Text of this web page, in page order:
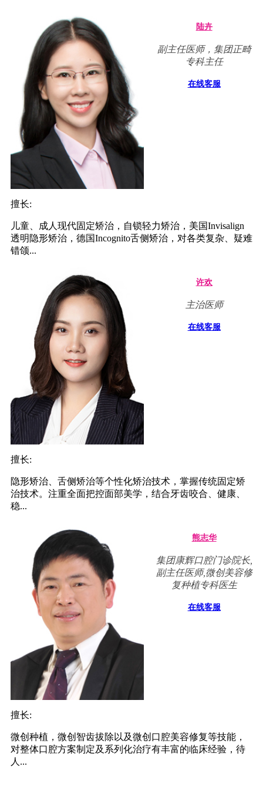
陆卉
副主任医师，集团正畸
专科主任
在线客服
擅长:
儿童、成人现代固定矫治，自锁轻力矫治，美国Invisalign
透明隐形矫治，德国Incognito舌侧矫治，对各类复杂、疑难
错颌...
许欢
主治医师
在线客服
擅长:
隐形矫治、舌侧矫治等个性化矫治技术，掌握传统固定矫
治技术。注重全面把控面部美学，结合牙齿咬合、健康、
稳...
熊志华
集团康辉口腔门诊院长,
副主任医师,微创美容修
复种植专科医生
在线客服
擅长:
微创种植，微创智齿拔除以及微创口腔美容修复等技能，
对整体口腔方案制定及系列化治疗有丰富的临床经验，待
人...